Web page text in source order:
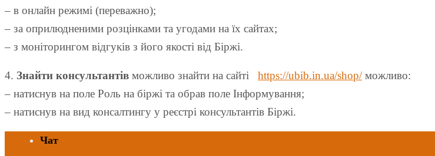
– в онлайн режимі (переважно);
– за оприлюдненими розцінками та угодами на їх сайтах;
– з моніторингом відгуків з його якості від Біржі.
4. Знайти консультантів можливо знайти на сайті https://ubib.in.ua/shop/можливо:
– натиснув на поле Роль на біржі та обрав поле Інформування;
– натиснув на вид консалтингу у реєстрі консультантів Біржі.
Чат